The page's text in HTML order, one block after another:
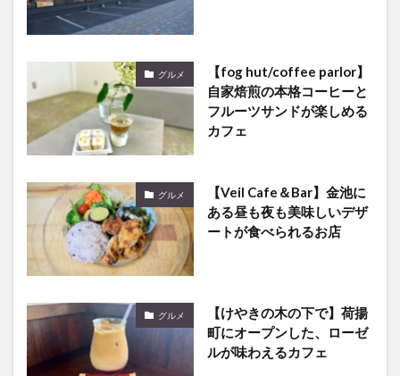
グルメ
【fog hut/coffee parlor】
自家焙煎の本格コーヒーと
フルーツサンドが楽しめる
カフェ
グルメ
【Veil Cafe＆Bar】金池に
ある昼も夜も美味しいデザ
ートが食べられるお店
グルメ
【けやきの木の下で】荷揚
町にオープンした、ローゼ
ルが味わえるカフェ